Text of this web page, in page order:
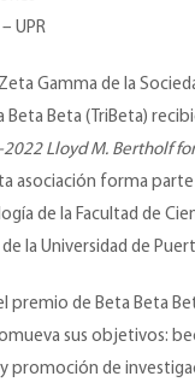
UPR
Gamma de la
Beta Beta (TriBeta)
Lloyd M. Bertholf
asociación forma
de la Facultad de
la Universidad de
premio de Beta Beta
sus objetivos:
promoción de